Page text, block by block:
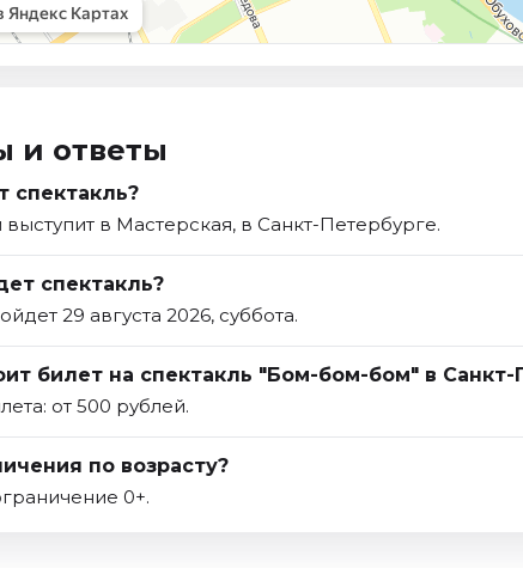
и ответы
спектакль?
в Мастерская, в Санкт-Петербурге.
спектакль?
29 августа 2026, суббота.
билет на спектакль "Бом-бом-бом" в Санкт-
от 500 рублей.
по возрасту?
0+.